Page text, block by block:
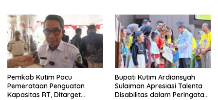
Pemkab Kutim Pacu
Pemerataan Penguatan
Kapasitas RT, Ditarget
Bupati Kutim Ardiansyah
Sulaiman Apresiasi Talenta
Disabilitas dalam Peringatan